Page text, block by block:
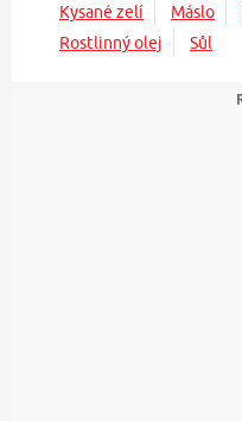
Kysané zelí
Máslo
Rostlinný olej
Sůl